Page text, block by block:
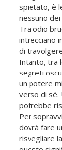
spietato, è
nessuno
Tra odio
intrecciano
di
Intanto, tra
segreti
un potere
verso di sé.
potrebbe
Per
dovrà fare
risvegliare